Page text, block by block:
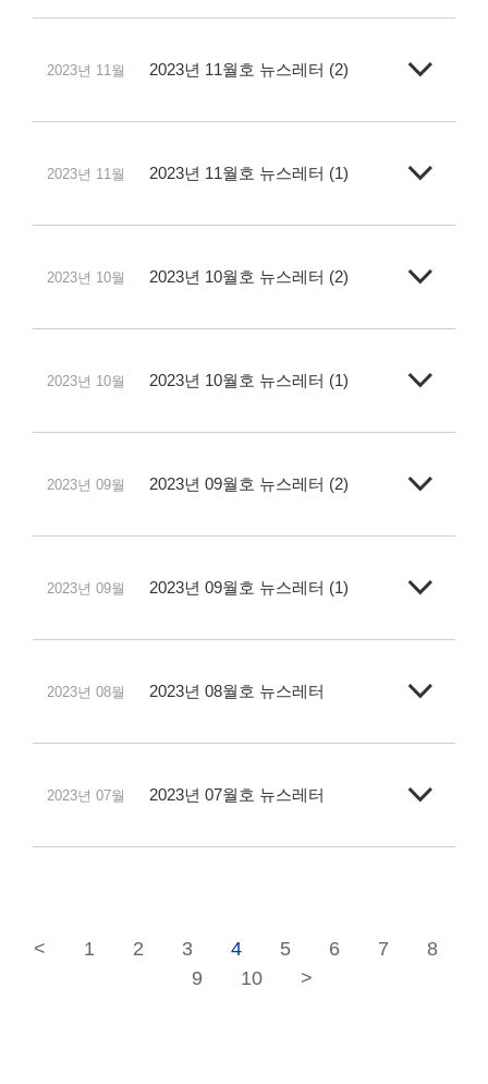
2023년 11월 2023년 11월호 뉴스레터 (2)
2023년 11월 2023년 11월호 뉴스레터 (1)
2023년 10월 2023년 10월호 뉴스레터 (2)
2023년 10월 2023년 10월호 뉴스레터 (1)
2023년 09월 2023년 09월호 뉴스레터 (2)
2023년 09월 2023년 09월호 뉴스레터 (1)
2023년 08월 2023년 08월호 뉴스레터
2023년 07월 2023년 07월호 뉴스레터
< 1 2 3 4 5 6 7
8
9
10 >